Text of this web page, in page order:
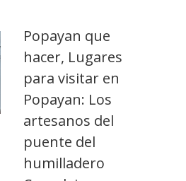
Popayan que
hacer, Lugares
para visitar en
Popayan: Los
artesanos del
puente del
humilladero